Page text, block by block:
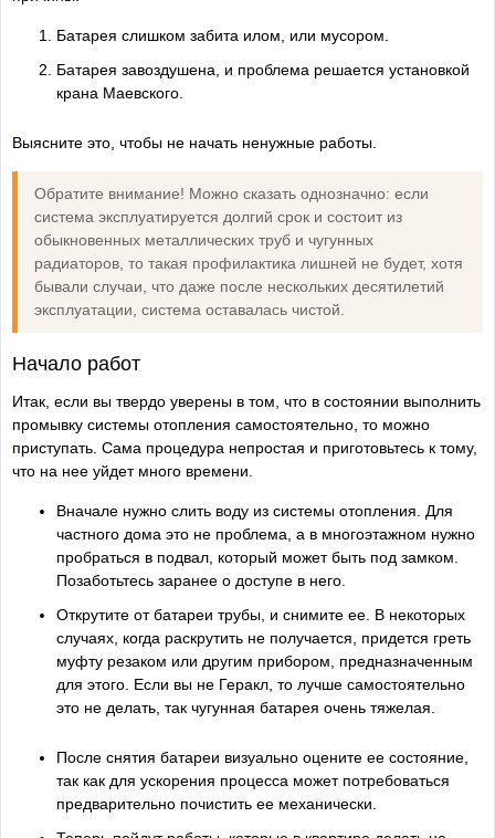
Батарея слишком забита илом, или мусором.
Батарея завоздушена, и проблема решается установкой
крана Маевского.
Выясните это, чтобы не начать ненужные работы.
Обратите внимание! Можно сказать однозначно: если
система эксплуатируется долгий срок и состоит из
обыкновенных металлических труб и чугунных
радиаторов, то такая профилактика лишней не будет, хотя
бывали случаи, что даже после нескольких десятилетий
эксплуатации, система оставалась чистой.
Начало работ
Итак, если вы твердо уверены в том, что в состоянии выполнить
промывку системы отопления самостоятельно, то можно
приступать. Сама процедура непростая и приготовьтесь к тому,
что на нее уйдет много времени.
Вначале нужно слить воду из системы отопления. Для
частного дома это не проблема, а в многоэтажном нужно
пробраться в подвал, который может быть под замком.
Позаботьтесь заранее о доступе в него.
Открутите от батареи трубы, и снимите ее. В некоторых
случаях, когда раскрутить не получается, придется греть
муфту резаком или другим прибором, предназначенным
для этого. Если вы не Геракл, то лучше самостоятельно
это не делать, так чугунная батарея очень тяжелая.
После снятия батареи визуально оцените ее состояние,
так как для ускорения процесса может потребоваться
предварительно почистить ее механически.